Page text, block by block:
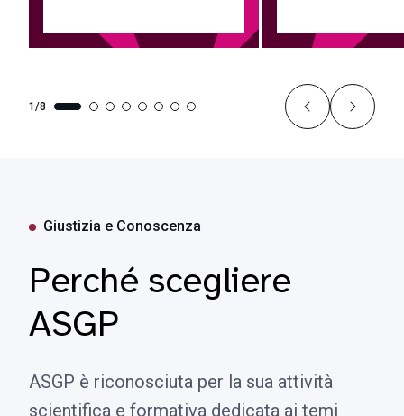
1/8
Giustizia e Conoscenza
Perché scegliere
ASGP
ASGP è riconosciuta per la sua attività
scientifica e formativa dedicata ai temi